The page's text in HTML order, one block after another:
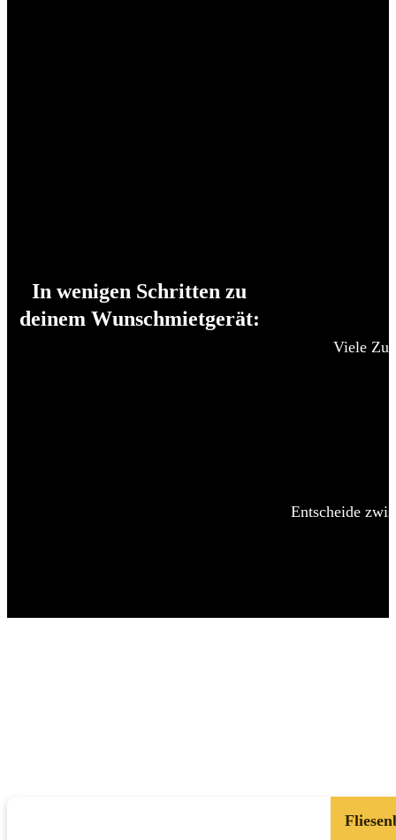
In wenigen Schritten zu
deinem Wunschmietgerät:
Viele
Entscheide